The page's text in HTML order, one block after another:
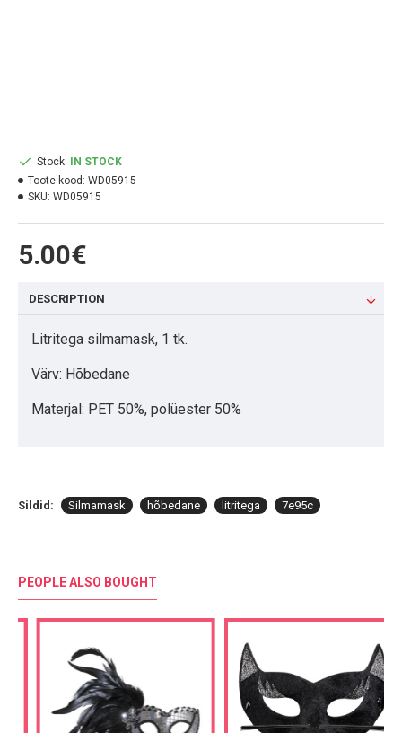
5.00€
Stock:
IN STOCK
Toote kood: WD05915
SKU: WD05915
DESCRIPTION
Litritega silmamask, 1 tk.
Värv: Hõbedane
Materjal: PET 50%, polüester 50%
Sildid: Silmamask hõbedane litritega 7e95c
PEOPLE ALSO BOUGHT